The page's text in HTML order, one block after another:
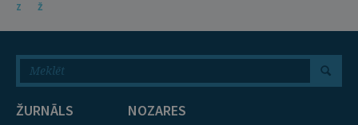
Z
Ž
ŽURNĀLS
NOZARES